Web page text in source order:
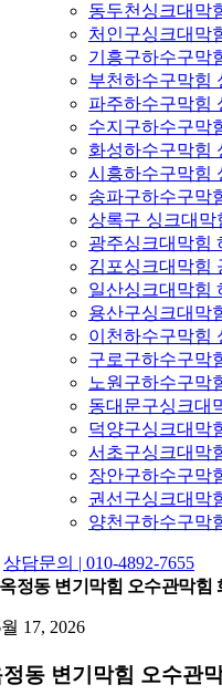
동두천싱크대막
처인구싱크대막
기흥구하수구막
부천하수구막힘
파주하수구막힘
수지구하수구막
화성하수구막힘
시흥하수구막힘
송파구하수구막
상록구 싱크대막
광주싱크대막힘
김포싱크대막힘
일산싱크대막힘
용산구싱크대막
이천하수구막힘
구로구하수구막
노원구하수구막
동대문구싱크대
덕양구싱크대막
서초구싱크대막
장안구하수구막
권선구싱크대막
양천구하수구막
상담문의 | 010-4892-7655
옥정동 변기막힘 오수관막힘
17, 2026
동 변기막힘 오수관